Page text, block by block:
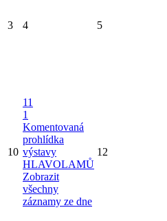
3 4 5
10
11
1
Komentovaná
prohlídka
výstavy
HLAVOLAMŮ
Zobrazit
všechny
záznamy ze dne
12